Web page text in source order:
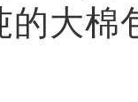
的大棉